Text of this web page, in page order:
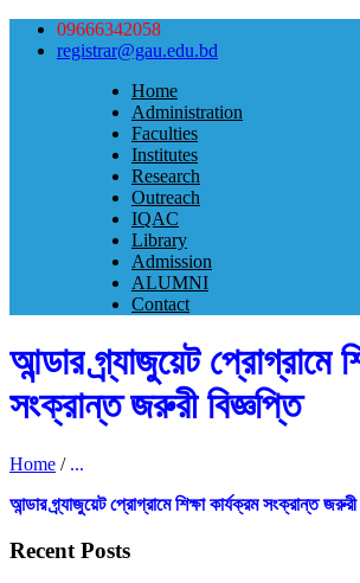
09666342058
registrar@gau.edu.bd
Home
Administration
Faculties
Institutes
Research
Outreach
IQAC
Library
Admission
ALUMNI
Contact
আন্ডার গ্র্যাজুয়েট প্রোগ্রামে
সংক্রান্ত জরুরী বিজ্ঞপ্তি
Home / ...
আন্ডার গ্র্যাজুয়েট প্রোগ্রামে শিক্ষা কার্যক্রম সংক্রান্ত জরুরী
Recent Posts